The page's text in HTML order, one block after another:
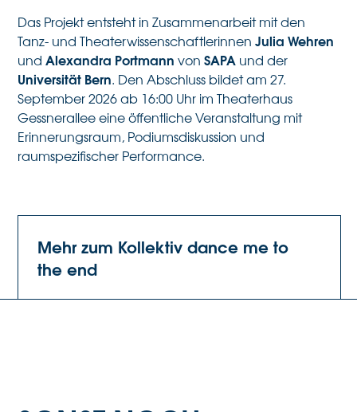
Das Projekt entsteht in Zusammenarbeit mit den
Tanz- und TheaterwissenschaftlerinnenJulia Wehren
undAlexandra Portmann vonSAPA und der
Universität Bern. Den Abschluss bildet am 27.
September 2026 ab 16:00 Uhr im Theaterhaus
Gessnerallee eine öffentliche Veranstaltung mit
Erinnerungsraum, Podiumsdiskussion und
raumspezifischer Performance.
Mehr zum Kollektiv dance me to
the end